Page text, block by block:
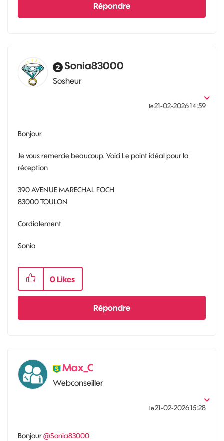
Répondre
Sonia83000
Sosheur
le‎21-02-202614:59
Bonjour
Je vous remercie beaucoup. Voici Le point idéal pour la
réception
390 AVENUE MARECHAL FOCH
83000 TOULON
Cordialement
Sonia
0 Likes
Répondre
Max_C
Webconseiller
le‎21-02-202615:28
Bonjour@Sonia83000